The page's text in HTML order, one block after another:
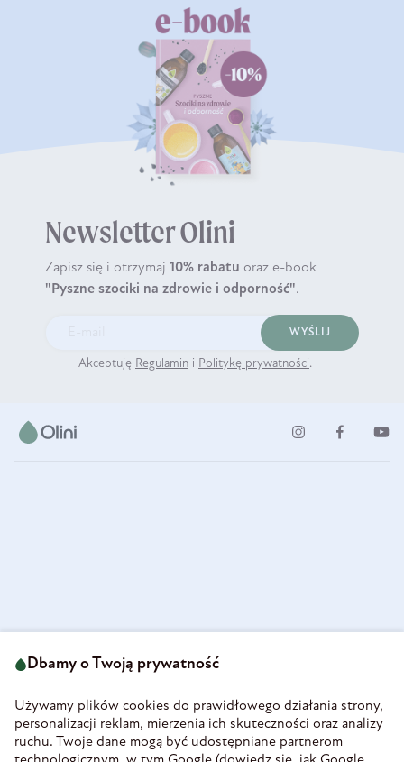
Newsletter Olini
Zapisz się i otrzymaj 10% rabatu oraz e-book
"Pyszne szociki na zdrowie i odporność".
WYŚLIJ
Akceptuję Regulamin i Politykę prywatności.
58-160 Świebodzice
REGON 890213034
INFORMACJE
Dbamy o Twoją prywatność
Używamy plików cookies do prawidłowego działania strony,
personalizacji reklam, mierzenia ich skuteczności oraz analizy
ruchu. Twoje dane mogą być udostępniane partnerom